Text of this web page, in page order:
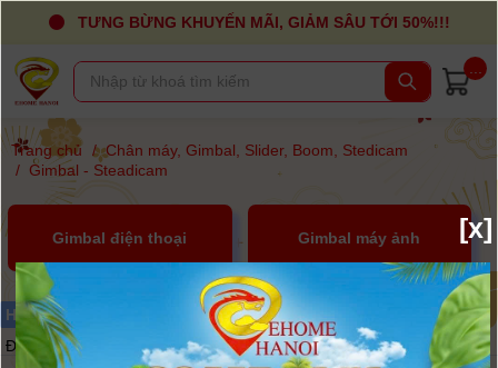
TƯNG BỪNG KHUYẾN MÃI, GIẢM SÂU TỚI 50%!!!
Trang chủ /Chân máy, Gimbal, Slider, Boom, Stedicam
/ Gimbal - Steadicam
Gimbal điện thoại Gimbal máy ảnh
Hãng sản xuất :
Đã lọc được {$product_count}sản phẩm
[x]